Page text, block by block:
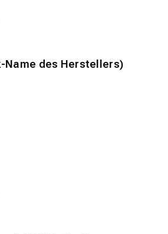
Name des Herstellers)